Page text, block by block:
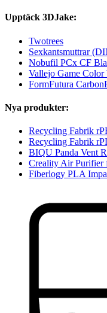
Upptäck 3DJake:
Twotrees
Sexkantsmuttrar
Nobufil PCx CF
Vallejo Game Color
FormFutura
Nya produkter:
Recycling Fabrik
Recycling Fabrik
BIQU Panda Vent
Creality Air
Fiberlogy PLA